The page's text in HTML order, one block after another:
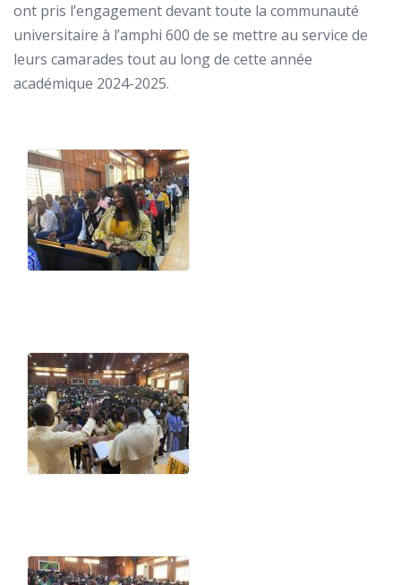
ont pris l’engagement devant toute la communauté
universitaire à l’amphi 600 de se mettre au service de
leurs camarades tout au long de cette année
académique 2024-2025.